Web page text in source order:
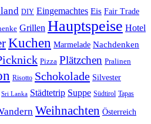
DIY Eingemachtes Eis Fair Trade
Grillen Hauptspeise Hotel
Kuchen Marmelade Nachdenken
Pizza Plätzchen Pralinen
Risotto Schokolade Silvester
Sri Lanka Städtetrip Suppe Südtirol Tapas
Weihnachten Österreich